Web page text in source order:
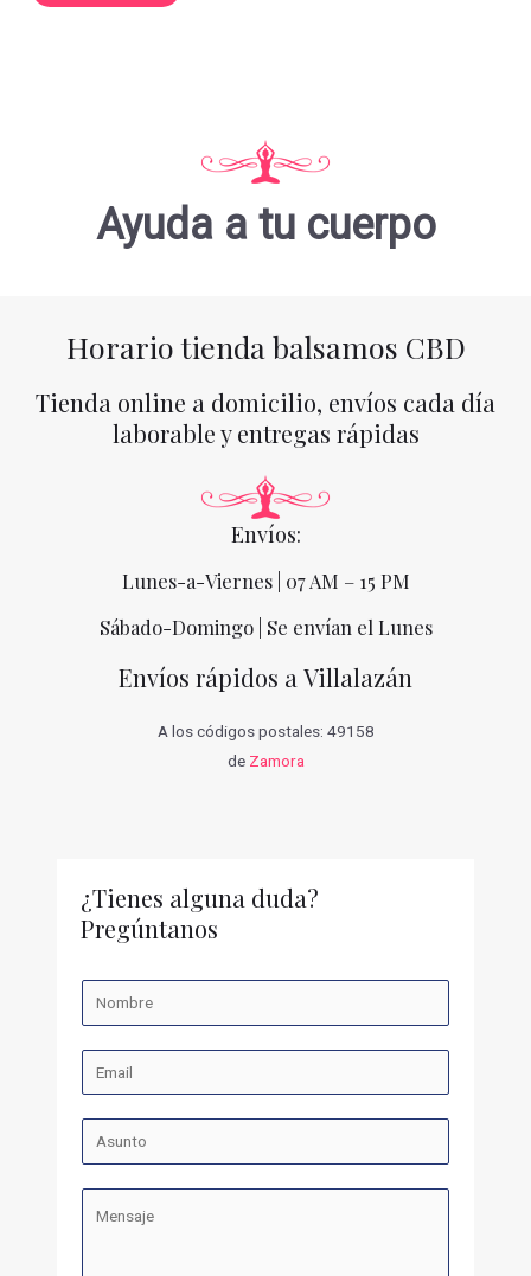
Ayuda a tu cuerpo
Horario tienda balsamos CBD
Tienda online a domicilio, envíos cada día
laborable y entregas rápidas
Envíos:
Lunes-a-Viernes | 07 AM – 15 PM
Sábado-Domingo | Se envían el Lunes
Envíos rápidos a Villalazán
A los códigos postales: 49158
de Zamora
¿Tienes alguna duda?
Pregúntanos